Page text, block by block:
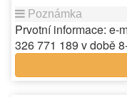
Prvotní informace: e-
326 771 189 v době